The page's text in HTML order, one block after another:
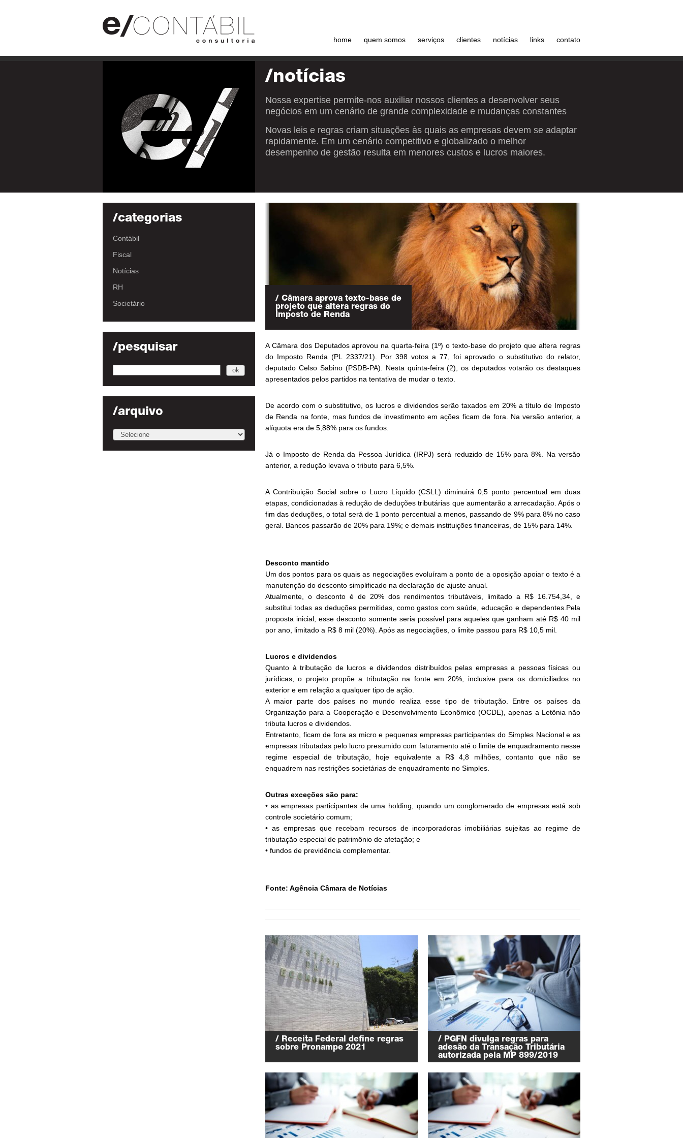
home quem somos serviços clientes notícias links contato
/notícias
Nossa expertise permite-nos auxiliar nossos clientes a desenvolver seus
negócios em um cenário de grande complexidade e mudanças constantes
Novas leis e regras criam situações às quais as empresas devem se adaptar
rapidamente. Em um cenário competitivo e globalizado o melhor
desempenho de gestão resulta em menores custos e lucros maiores.
/categorias
Contábil
Fiscal
Notícias
RH
Societário
/pesquisar
/arquivo
/ Câmara aprova texto-base de
projeto que altera regras do
Imposto de Renda
A Câmara dos Deputados aprovou na quarta-feira (1º) o texto-base do projeto que altera regras
do Imposto Renda (PL 2337/21). Por 398 votos a 77, foi aprovado o substitutivo do relator,
deputado Celso Sabino (PSDB-PA). Nesta quinta-feira (2), os deputados votarão os destaques
apresentados pelos partidos na tentativa de mudar o texto.
De acordo com o substitutivo, os lucros e dividendos serão taxados em 20% a título de Imposto
de Renda na fonte, mas fundos de investimento em ações ficam de fora. Na versão anterior, a
alíquota era de 5,88% para os fundos.
Já o Imposto de Renda da Pessoa Jurídica (IRPJ) será reduzido de 15% para 8%. Na versão
anterior, a redução levava o tributo para 6,5%.
A Contribuição Social sobre o Lucro Líquido (CSLL) diminuirá 0,5 ponto percentual em duas
etapas, condicionadas à redução de deduções tributárias que aumentarão a arrecadação. Após o
fim das deduções, o total será de 1 ponto percentual a menos, passando de 9% para 8% no caso
geral. Bancos passarão de 20% para 19%; e demais instituições financeiras, de 15% para 14%.
Desconto mantido
Um dos pontos para os quais as negociações evoluíram a ponto de a oposição apoiar o texto é a
manutenção do desconto simplificado na declaração de ajuste anual.
Atualmente, o desconto é de 20% dos rendimentos tributáveis, limitado a R$ 16.754,34, e
substitui todas as deduções permitidas, como gastos com saúde, educação e dependentes.Pela
proposta inicial, esse desconto somente seria possível para aqueles que ganham até R$ 40 mil
por ano, limitado a R$ 8 mil (20%). Após as negociações, o limite passou para R$ 10,5 mil.
Lucros e dividendos
Quanto à tributação de lucros e dividendos distribuídos pelas empresas a pessoas físicas ou
jurídicas, o projeto propõe a tributação na fonte em 20%, inclusive para os domiciliados no
exterior e em relação a qualquer tipo de ação.
A maior parte dos países no mundo realiza esse tipo de tributação. Entre os países da
Organização para a Cooperação e Desenvolvimento Econômico (OCDE), apenas a Letônia não
tributa lucros e dividendos.
Entretanto, ficam de fora as micro e pequenas empresas participantes do Simples Nacional e as
empresas tributadas pelo lucro presumido com faturamento até o limite de enquadramento nesse
regime especial de tributação, hoje equivalente a R$ 4,8 milhões, contanto que não se
enquadrem nas restrições societárias de enquadramento no Simples.
Outras exceções são para:
• as empresas participantes de uma holding, quando um conglomerado de empresas está sob
controle societário comum;
• as empresas que recebam recursos de incorporadoras imobiliárias sujeitas ao regime de
tributação especial de patrimônio de afetação; e
• fundos de previdência complementar.
Fonte: Agência Câmara de Notícias
/ Receita Federal define regras
sobre Pronampe 2021
/ PGFN divulga regras para
adesão da Transação Tributária
autorizada pela MP 899/2019